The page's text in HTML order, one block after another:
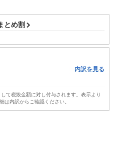
とめ割
内訳を見る
て税抜金額に対し付与されます。表示より
は内訳からご確認ください。